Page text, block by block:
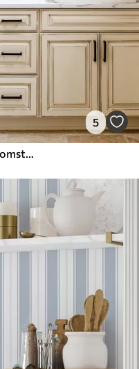
5
Gennembrudte grene med koralblomster, blomstermønster